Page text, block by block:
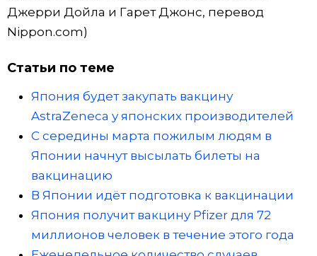
Джерри Дойла и Гарет Джонс, перевод
Nippon.com)
Статьи по теме
Япония будет закупать вакцину
AstraZeneca у японских производителей
С середины марта пожилым людям в
Японии начнут высылать билеты на
вакцинацию
В Японии идёт подготовка к вакцинации
Япония получит вакцину Pfizer для 72
миллионов человек в течение этого года